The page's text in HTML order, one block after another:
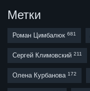
Метки
Роман Цимбалюк 681
Сергей Климовский 211
Олена Курбанова 172